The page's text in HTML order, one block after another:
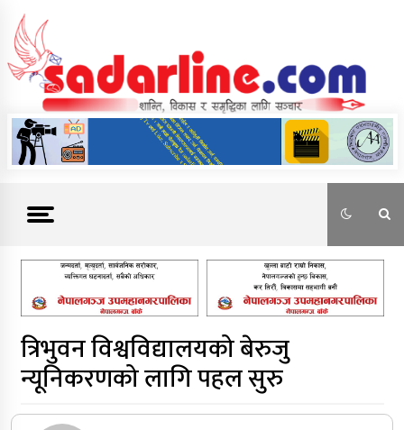
content
News For Nepal
त्रिभुवन विश्वविद्यालयको बेरुजु
न्यूनिकरणको लागि पहल सुरु